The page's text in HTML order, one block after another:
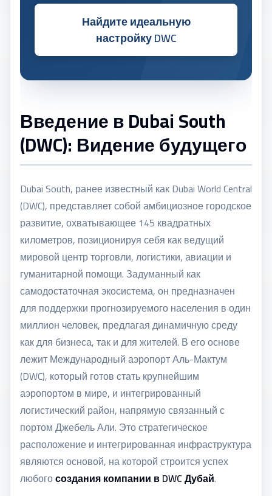
Найдите идеальную
настройку DWC
Введение в Dubai South
(DWC): Видение будущего
Dubai South, ранее известный как Dubai World Central
(DWC), представляет собой амбициозное городское
развитие, охватывающее 145 квадратных
километров, позиционируя себя как ведущий
мировой центр торговли, логистики, авиации и
гуманитарной помощи. Задуманный как
самодостаточная экосистема, он предназначен
для поддержки прогнозируемого населения в один
миллион человек, предлагая динамичную среду
как для бизнеса, так и для жителей. В его основе
лежит Международный аэропорт Аль-Мактум
(DWC), который готов стать крупнейшим
аэропортом в мире, и интегрированный
логистический район, напрямую связанный с
портом Джебель Али. Это стратегическое
расположение и интегрированная инфраструктура
являются основой, на которой строится успех
любогосоздания компании в DWC Дубай.